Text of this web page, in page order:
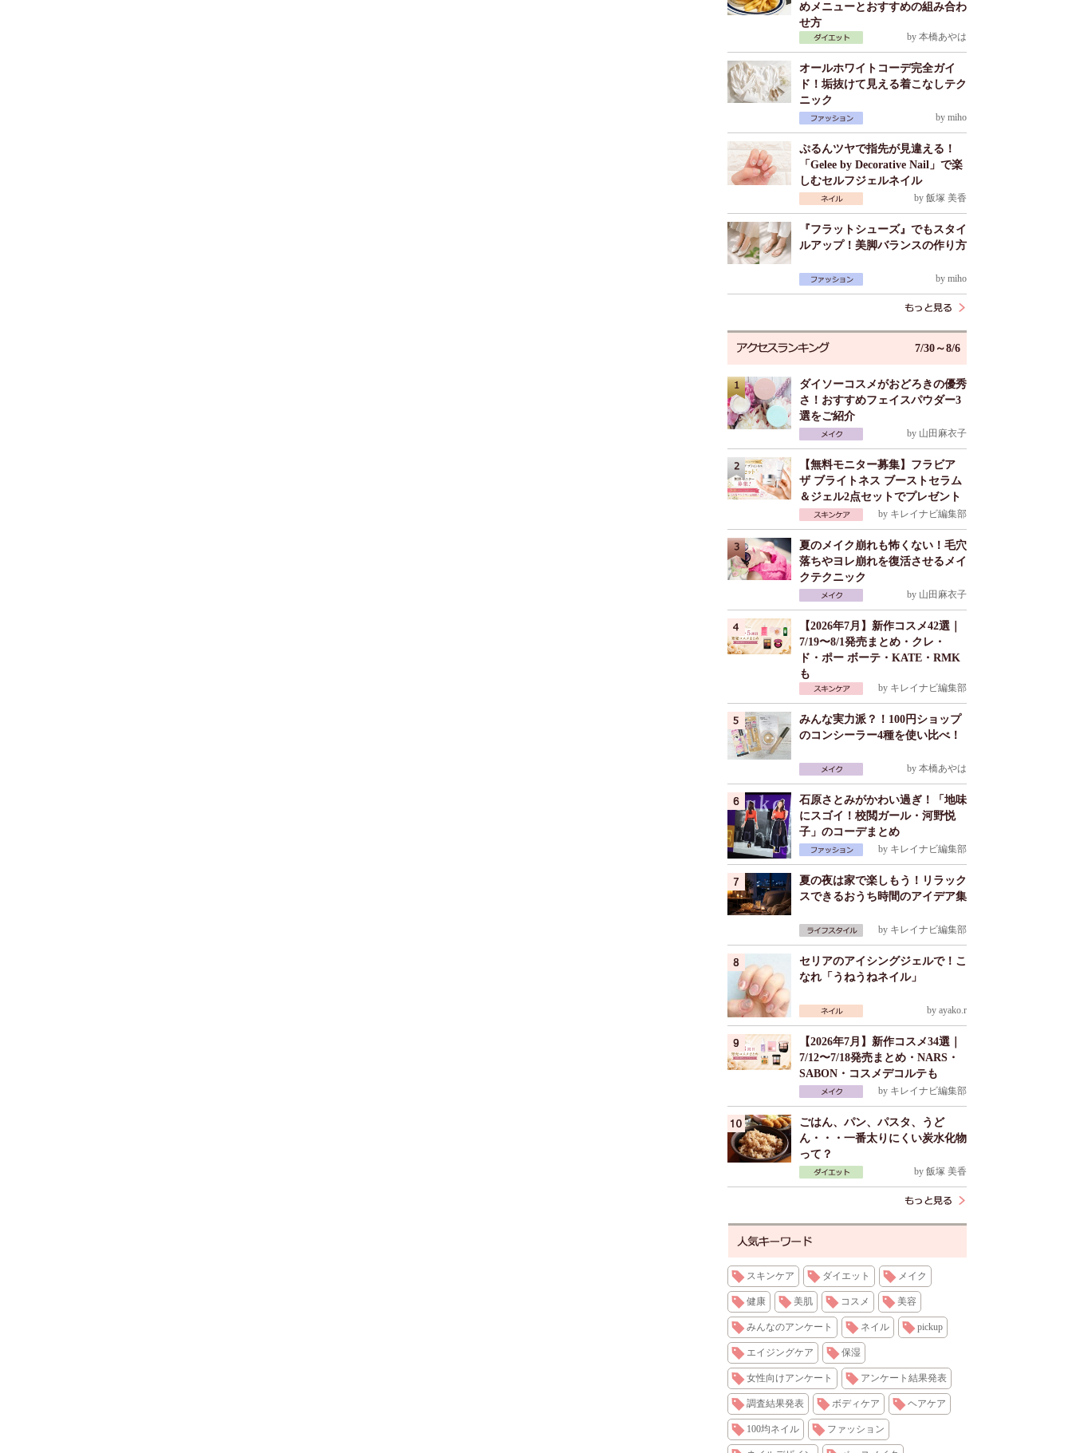
めメニューとおすすめの組み合わ
せ方
by 本橋あやは
オールホワイトコーデ完全ガイ
ド！垢抜けて見える着こなしテク
ニック
by miho
ぷるんツヤで指先が見違える！
「Gelee by Decorative Nail」で楽
しむセルフジェルネイル
by 飯塚 美香
『フラットシューズ』でもスタイ
ルアップ！美脚バランスの作り方
by miho
7/30～8/6
ダイソーコスメがおどろきの優秀
さ！おすすめフェイスパウダー3
選をご紹介
by 山田麻衣子
【無料モニター募集】フラビア
ザ ブライトネス ブーストセラム
＆ジェル2点セットでプレゼント
by キレイナビ編集部
夏のメイク崩れも怖くない！毛穴
落ちやヨレ崩れを復活させるメイ
クテクニック
by 山田麻衣子
【2026年7月】新作コスメ42選｜
7/19〜8/1発売まとめ・クレ・
ド・ポー ボーテ・KATE・RMK
も
by キレイナビ編集部
みんな実力派？！100円ショップ
のコンシーラー4種を使い比べ！
by 本橋あやは
石原さとみがかわい過ぎ！「地味
にスゴイ！校閲ガール・河野悦
子」のコーデまとめ
by キレイナビ編集部
夏の夜は家で楽しもう！リラック
スできるおうち時間のアイデア集
by キレイナビ編集部
セリアのアイシングジェルで！こ
なれ「うねうねネイル」
by ayako.r
【2026年7月】新作コスメ34選｜
7/12〜7/18発売まとめ・NARS・
SABON・コスメデコルテも
by キレイナビ編集部
ごはん、パン、パスタ、うど
ん・・・一番太りにくい炭水化物
って？
by 飯塚 美香
スキンケア ダイエット メイク
健康 美肌 コスメ 美容
みんなのアンケート ネイル pickup
エイジングケア 保湿
女性向けアンケート アンケート結果発表
調査結果発表 ボディケア ヘアケア
100均ネイル ファッション